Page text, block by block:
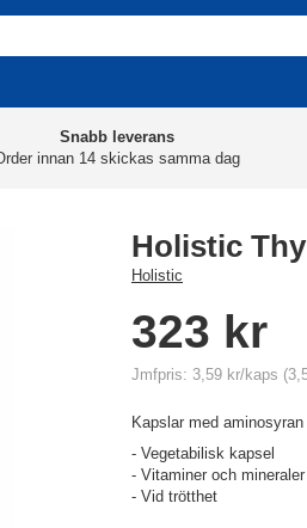
Snabb leverans
innan 14 skickas samma dag
Holistic
Holistic
323 kr
Jmfpris: 3,59 kr/kaps
Kapslar med
- Vegetabilisk kapsel
- Vitaminer och mineraler
- Vid trötthet